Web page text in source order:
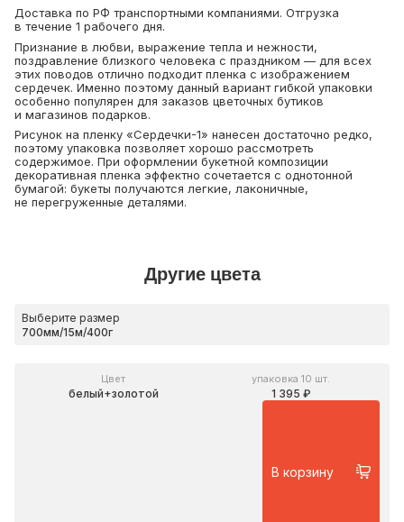
Доставка по РФ транспортными компаниями. Отгрузка
в течение 1 рабочего дня.
Признание в любви, выражение тепла и нежности,
поздравление близкого человека с праздником — для всех
этих поводов отлично подходит пленка с изображением
сердечек. Именно поэтому данный вариант гибкой упаковки
особенно популярен для заказов цветочных бутиков
и магазинов подарков.
Рисунок на пленку «Сердечки-1» нанесен достаточно редко,
поэтому упаковка позволяет хорошо рассмотреть
содержимое. При оформлении букетной композиции
декоративная пленка эффектно сочетается с однотонной
бумагой: букеты получаются легкие, лаконичные,
не перегруженные деталями.
Другие цвета
Выберите размер
Цвет
белый+золотой
упаковка 10 шт.
1 395 ₽
В корзину